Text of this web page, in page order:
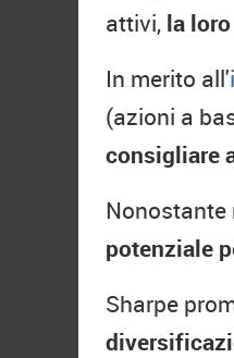
attivi, la
In merito all'
(azioni a
consigliare
Nonostante
potenziale
Sharpe